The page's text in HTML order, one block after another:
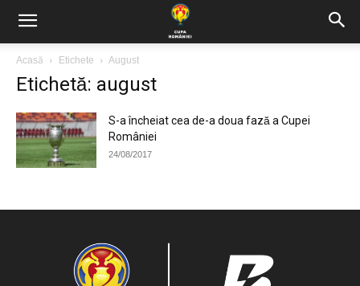
Acasă Etichete August
Etichetă: august
S-a încheiat cea de-a doua fază a Cupei
României
24/08/2017